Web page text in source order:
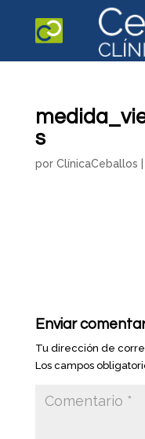
s
por ClínicaCeballos
Enviar
Tu dirección de
Los campos